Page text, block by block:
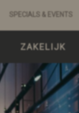
SPECIALS & EVENTS
ZAKELIJK